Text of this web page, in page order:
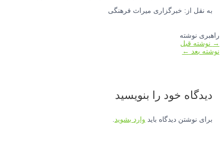
به نقل از: خبرگزاری میراث فرهنگی
راهبری نوشته
→ نوشته قبل
نوشته بعد ←
دیدگاه‌ خود را بنویسید
برای نوشتن دیدگاه باید وارد بشوید